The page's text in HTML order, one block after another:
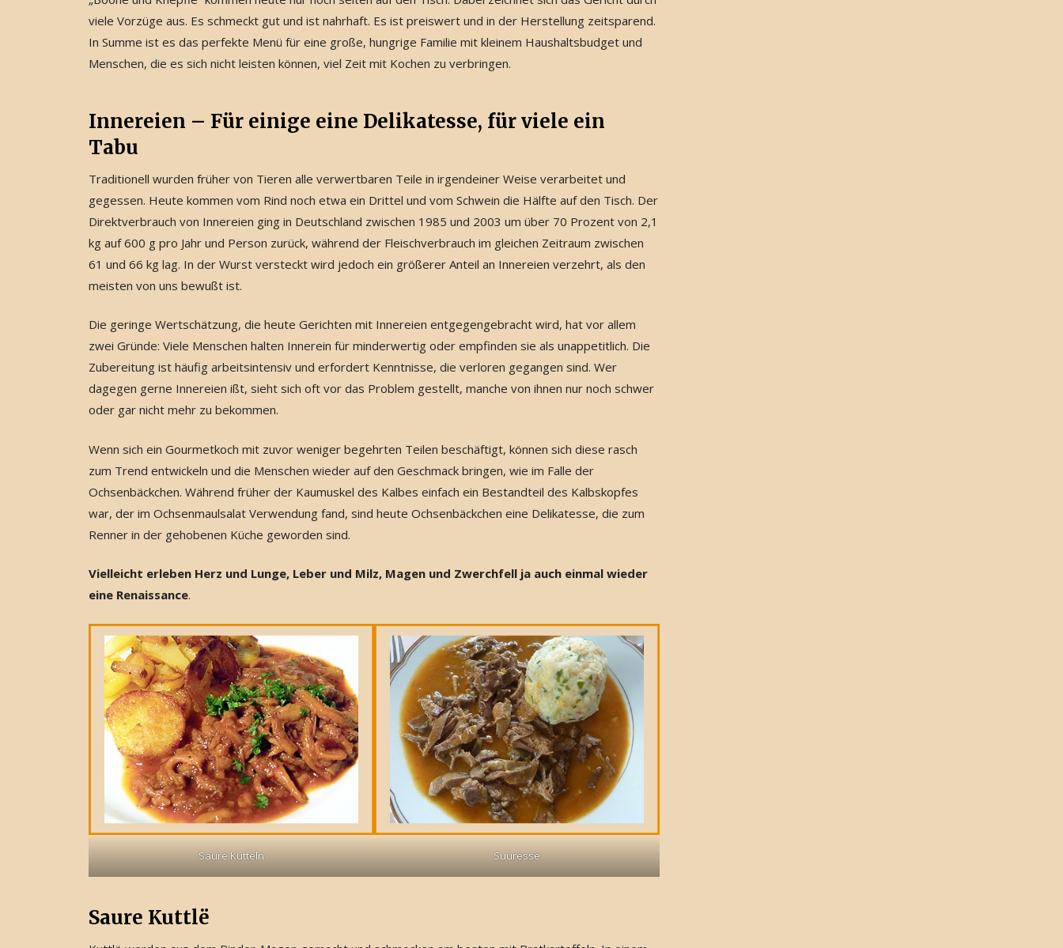
viele Vorzüge aus. Es schmeckt gut und ist nahrhaft. Es ist preiswert und in der Herstellung zeitsparend.
In Summe ist es das perfekte Menü für eine große, hungrige Familie mit kleinem Haushaltsbudget und
Menschen, die es sich nicht leisten können, viel Zeit mit Kochen zu verbringen.
Innereien – Für einige eine Delikatesse, für viele ein
Tabu
Traditionell wurden früher von Tieren alle verwertbaren Teile in irgendeiner Weise verarbeitet und
gegessen. Heute kommen vom Rind noch etwa ein Drittel und vom Schwein die Hälfte auf den Tisch. Der
Direktverbrauch von Innereien ging in Deutschland zwischen 1985 und 2003 um über 70 Prozent von 2,1
kg auf 600 g pro Jahr und Person zurück, während der Fleischverbrauch im gleichen Zeitraum zwischen
61 und 66 kg lag. In der Wurst versteckt wird jedoch ein größerer Anteil an Innereien verzehrt, als den
meisten von uns bewußt ist.
Die geringe Wertschätzung, die heute Gerichten mit Innereien entgegengebracht wird, hat vor allem
zwei Gründe: Viele Menschen halten Innerein für minderwertig oder empfinden sie als unappetitlich. Die
Zubereitung ist häufig arbeitsintensiv und erfordert Kenntnisse, die verloren gegangen sind. Wer
dagegen gerne Innereien ißt, sieht sich oft vor das Problem gestellt, manche von ihnen nur noch schwer
oder gar nicht mehr zu bekommen.
Wenn sich ein Gourmetkoch mit zuvor weniger begehrten Teilen beschäftigt, können sich diese rasch
zum Trend entwickeln und die Menschen wieder auf den Geschmack bringen, wie im Falle der
Ochsenbäckchen. Während früher der Kaumuskel des Kalbes einfach ein Bestandteil des Kalbskopfes
war, der im Ochsenmaulsalat Verwendung fand, sind heute Ochsenbäckchen eine Delikatesse, die zum
Renner in der gehobenen Küche geworden sind.
Vielleicht erleben Herz und Lunge, Leber und Milz, Magen und Zwerchfell ja auch einmal wieder
eine Renaissance.
Saure Kutteln Suurëssë
Saure Kuttlë